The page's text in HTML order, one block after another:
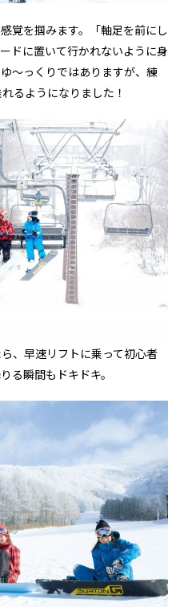
覚を掴みます。「軸足を前にし
ドに置いて行かれないように身
～っくりではありますが、練
るようになりました！
、早速リフトに乗って初心者
る瞬間もドキドキ。